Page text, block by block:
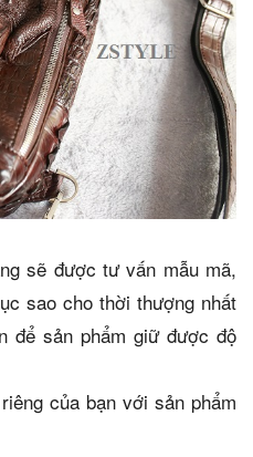
sẽ được tư vấn mẫu mã,
sao cho thời thượng nhất
để sản phẩm giữ được độ
của bạn với sản phẩm